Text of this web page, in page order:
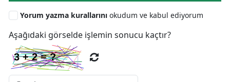
Yorum yazma kurallarını okudum ve kabul ediyorum
Aşağıdaki görselde işlemin sonucu kaçtır?